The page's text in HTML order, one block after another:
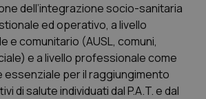
dell’integrazione socio-sanitaria
ed operativo, a livello
e comunitario (AUSL, comuni,
e a livello professionale come
essenziale per il raggiungimento
di salute individuati dal P.A.T. e dal